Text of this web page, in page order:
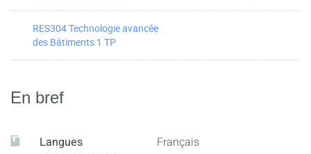
RES304 Technologie avancée
des Bâtiments 1 TP
En bref
Langues
Français